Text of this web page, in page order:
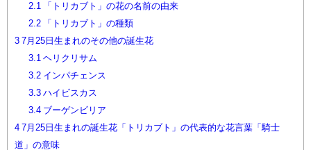
2.1
「トリカブト」の花の名前の由来
2.2「トリカブト」の種類
3 7月25日生まれのその他の誕生花
3.1 ヘリクリサム
3.2インパチェンス
3.3ハイビスカス
3.4ブーゲンビリア
4 7月25日生まれの誕生花「トリカブト」の代表的な花言葉「騎士
道」の意味